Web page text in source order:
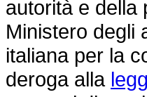
autorità e della
Ministero degli
italiana per la
deroga alla